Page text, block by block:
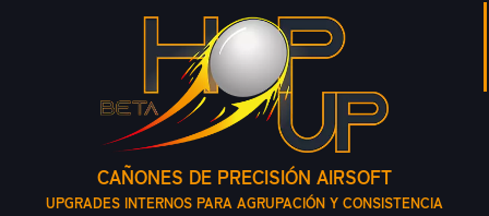
CAÑONES DE PRECISIÓN AIRSOFT
UPGRADES INTERNOS PARA AGRUPACIÓN Y CONSISTENCIA